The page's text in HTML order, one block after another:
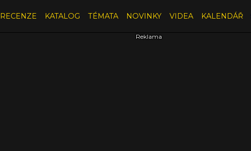
RECENZE KATALOG TÉMATA NOVINKY VIDEA KALENDÁŘ